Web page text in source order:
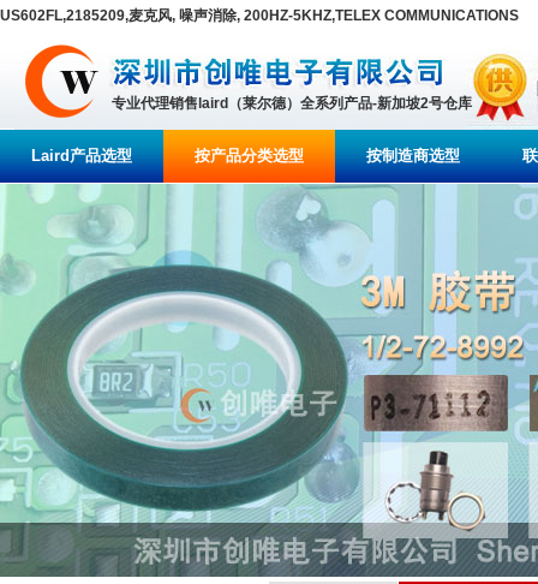
US602FL,2185209,麦克风, 噪声消除, 200HZ-5KHZ,TELEX COMMUNICATIONS
专业代理销售laird（莱尔德）全系列产品-新加坡2号仓库
Laird产品选型 按产品分类选型 按制造商选型